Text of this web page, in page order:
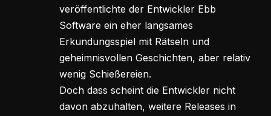
veröffentlichte der Entwickler Ebb
Software ein eher langsames
Erkundungsspiel mit Rätseln und
geheimnisvollen Geschichten, aber relativ
wenig Schießereien.
Doch dass scheint die Entwickler nicht
davon abzuhalten, weitere Releases in